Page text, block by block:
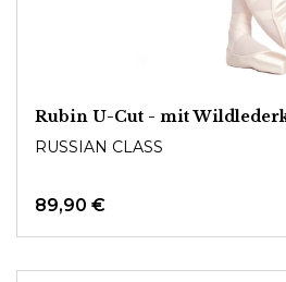
Rubin U-Cut - mit
RUSSIAN CLASS
89,90 €